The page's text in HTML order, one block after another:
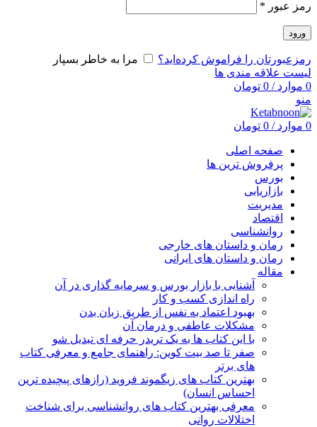
رمز عبور *
ورود
رمزعبورتان را فراموش کرده‌اید؟
مرا به خاطر بسپار
لیست علاقه مندی ها
0 موارد /
0 تومان
منو
0 موارد /
0 تومان
صفحه اصلی
پرفروش ترین ها
بورس
بازاریابی
مدیریت
اقتصاد
روانشناسی
رمان و داستان های خارجی
رمان و داستان های ایرانی
مقاله
آشنایی با بازار بورس و سرمایه گذاری در آن
راه اندازی کسب و کار
بهبود اعتماد به نفس از طریق زبان بدن
مشکلات عاطفی و درمان آن
با این کتاب ها به یک تریدر حرفه ای تبدیل شو
صفر تا صد بیت کوین: راهنمای جامع و معرفی کتاب
های برتر
بهترین کتاب های زیگموند فروید (رازهای پیچیده ترین
احساس انسان)
معرفی بهترین کتاب های روانشناسی برای شناخت
اختلالات روانی